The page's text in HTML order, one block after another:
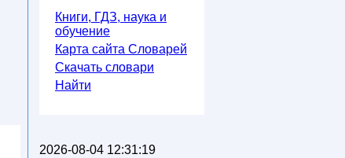
Книги, ГДЗ, наука и
обучение
Карта сайта Словарей
Скачать словари
Найти
2026-08-04 12:31:19